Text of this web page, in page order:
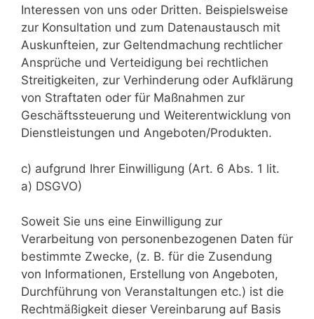
Interessen von uns oder Dritten. Beispielsweise
zur Konsultation und zum Datenaustausch mit
Auskunfteien, zur Geltendmachung rechtlicher
Ansprüche und Verteidigung bei rechtlichen
Streitigkeiten, zur Verhinderung oder Aufklärung
von Straftaten oder für Maßnahmen zur
Geschäftssteuerung und Weiterentwicklung von
Dienstleistungen und Angeboten/Produkten.
c) aufgrund Ihrer Einwilligung (Art. 6 Abs. 1 lit.
a) DSGVO)
Soweit Sie uns eine Einwilligung zur
Verarbeitung von personenbezogenen Daten für
bestimmte Zwecke, (z. B. für die Zusendung
von Informationen, Erstellung von Angeboten,
Durchführung von Veranstaltungen etc.) ist die
Rechtmäßigkeit dieser Vereinbarung auf Basis